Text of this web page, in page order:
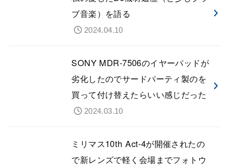
ブ音楽）を語る
2024.04.10
SONY MDR-7506のイヤーパッドが
劣化したのでサードパーティ製のを
買って付け替えたらいい感じだった
2024.03.10
ミリマス10th Act-4が開催されたの
で新レンズで軽く会場までフォトウ